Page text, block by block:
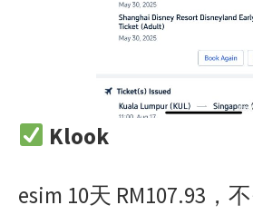
Klook
esim 10天 RM107.93，